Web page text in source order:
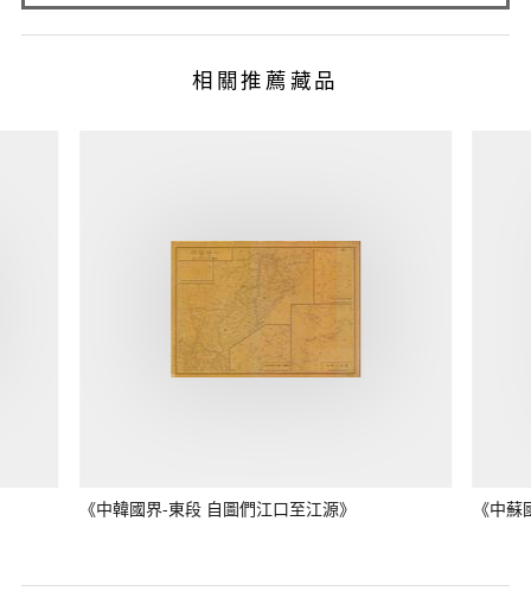
相關推薦藏品
《中韓國界-東段 自圖們江口至江源》 《中